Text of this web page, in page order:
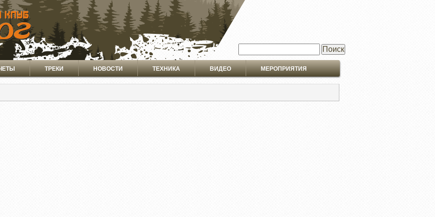
ТРЕКИ НОВОСТИ ТЕХНИКА ВИДЕО МЕРОПРИЯТИЯ